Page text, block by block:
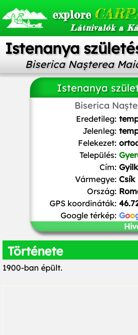
explore
Látnivalók a
Istenanya
Biserica Nașterea
Istenanya
Biserica
Eredetileg:
Jelenleg:
Felekezet:
Település:
Cím:
Vármegye: Csík
Ország:
GPS koordináták:
Google térkép: Goo
Története
1900-ban épült.